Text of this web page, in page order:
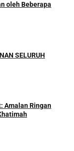
oleh Beberapa
SELURUH
Amalan Ringan